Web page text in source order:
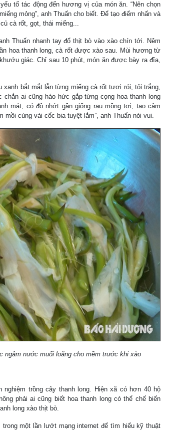
tố tác động đến hương vị của món ăn. “Nên chọn
mỏng”, anh Thuấn cho biết. Để tạo điểm nhấn và
cà rốt, gọt, thái miếng...
Thuấn nhanh tay đổ thịt bò vào xào chín tới. Nêm
hoa thanh long, cà rốt được xào sau. Mùi hương từ
giác. Chỉ sau 10 phút, món ăn được bày ra đĩa,
xanh bắt mắt lẫn từng miếng cà rốt tươi rói, tỏi trắng,
ai cũng háo hức gắp từng cọng hoa thanh long
mát, có độ nhớt gần giống rau mồng tơi, tạo cảm
mồi cùng vài cốc bia tuyệt lắm”, anh Thuấn nói vui.
ngâm nước muối loãng cho mềm trước khi xào
trồng cây thanh long. Hiện xã có hơn 40 hộ
phải ai cũng biết hoa thanh long có thể chế biến
long xào thịt bò.
một lần lướt mạng internet để tìm hiểu kỹ thuật